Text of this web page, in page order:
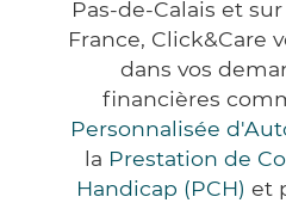
Pas-de-Calais et
France, Click&Care
dans vos
financières
Personnalisée
la Prestation de
Handicap (PCH) et